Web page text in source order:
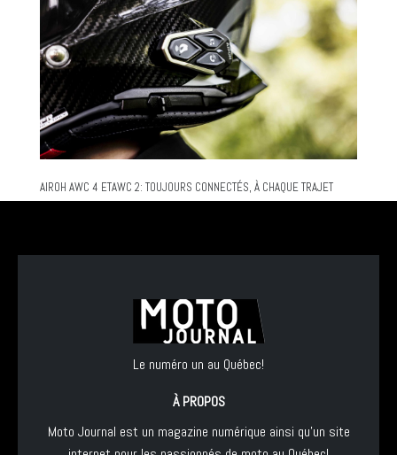
AIROH AWC 4 ETAWC 2: TOUJOURS CONNECTÉS, À CHAQUE TRAJET
Le numéro un au Québec!
À PROPOS
Moto Journal est un magazine numérique ainsi qu'un site